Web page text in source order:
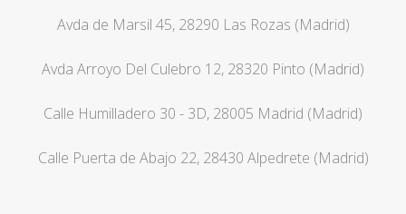
Avda de Marsil 45, 28290 Las Rozas (Madrid)
Avda Arroyo Del Culebro 12, 28320 Pinto (Madrid)
Calle Humilladero 30 - 3D, 28005 Madrid (Madrid)
Calle Puerta de Abajo 22, 28430 Alpedrete (Madrid)